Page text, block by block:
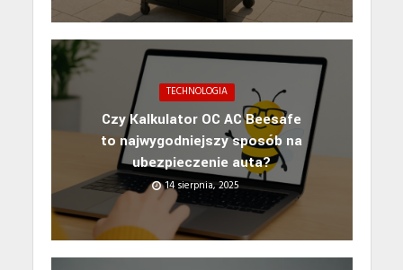
TECHNOLOGIA
Czy Kalkulator OC AC Beesafe
to najwygodniejszy sposób na
ubezpieczenie auta?
14 sierpnia, 2025